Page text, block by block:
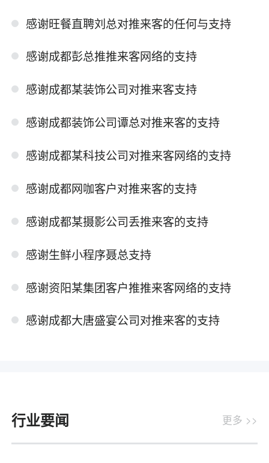
感谢旺餐直聘刘总对推来客的任何与支持
感谢成都彭总推推来客网络的支持
感谢成都某装饰公司对推来客支持
感谢成都装饰公司谭总对推来客的支持
感谢成都某科技公司对推来客网络的支持
感谢成都网咖客户对推来客的支持
感谢成都某摄影公司丢推来客的支持
感谢生鲜小程序聂总支持
感谢资阳某集团客户推推来客网络的支持
感谢成都大唐盛宴公司对推来客的支持
行业要闻 更多 >>